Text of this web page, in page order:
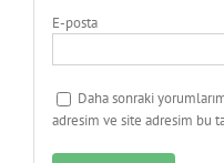
E-posta
Daha sonraki
adresim ve site adresim bu